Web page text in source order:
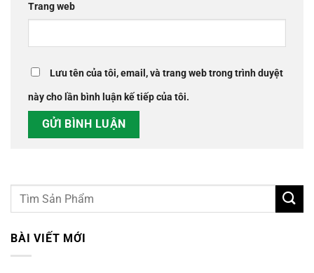
Trang web
Lưu tên của tôi, email, và trang web trong trình duyệt
này cho lần bình luận kế tiếp của tôi.
BÀI VIẾT MỚI